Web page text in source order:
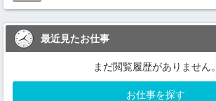
最近見たお仕事
まだ閲覧履歴がありません。
お仕事を探す